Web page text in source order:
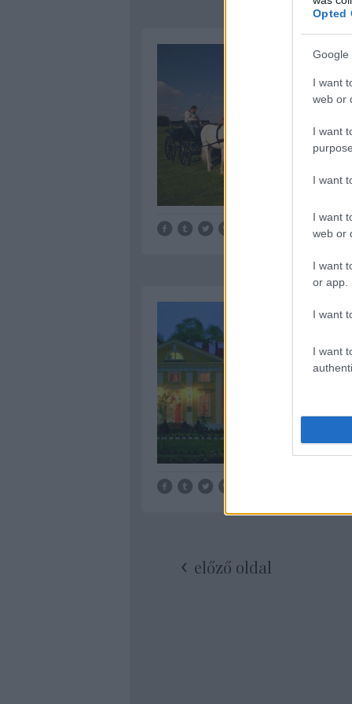
Opted
Google
I want
web or
I want
I want
I want
web or
I want
or app.
I want
I want
előző oldal